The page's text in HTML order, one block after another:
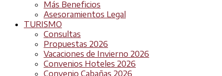
Más Beneficios
Asesoramientos Legal
TURISMO
Consultas
Propuestas 2026
Vacaciones de Invierno 2026
Convenios Hoteles 2026
Convenio Cabañas 2026